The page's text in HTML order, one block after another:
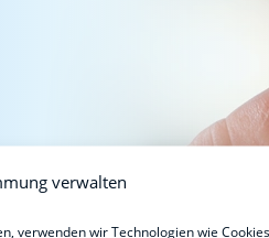
verwalten
verwenden wir Technologien wie